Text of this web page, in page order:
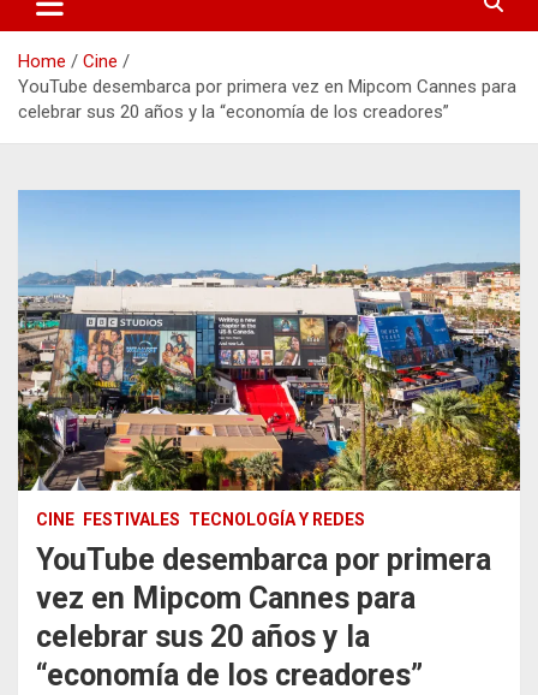
Home
Cine
YouTube desembarca por primera vez en Mipcom Cannes para
celebrar sus 20 años y la “economía de los creadores”
CINE FESTIVALES TECNOLOGÍA Y REDES
YouTube desembarca por primera
vez en Mipcom Cannes para
celebrar sus 20 años y la
“economía de los creadores”